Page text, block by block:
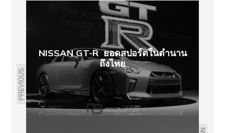
PREVIOUS
NISSAN GT-R ยอดสปอร์ตในตำนาน
ถึงไทย